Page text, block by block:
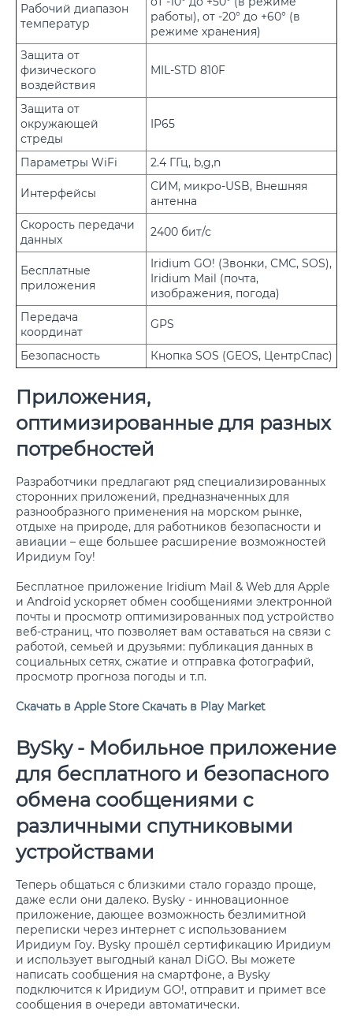
Рабочий диапазон
температур
работы), от -20° до +60° (в
режиме хранения)
Защита от
физического
воздействия
MIL-STD 810F
Защита от
окружающей
стреды
IP65
Параметры WiFi 2.4 ГГц, b,g,n
Интерфейсы
СИМ, микро-USB, Внешняя
антенна
Скорость передачи
данных
2400 бит/с
Бесплатные
приложения
Iridium GO! (Звонки, СМС, SOS),
Iridium Mail (почта,
изображения, погода)
Передача
координат
GPS
Безопасность Кнопка SOS (GEOS, ЦентрСпас)
Приложения,
оптимизированные для разных
потребностей
Разработчики предлагают ряд специализированных
сторонних приложений, предназначенных для
разнообразного применения на морском рынке,
отдыхе на природе, для работников безопасности и
авиации – еще большее расширение возможностей
Иридиум Гоу!
Бесплатное приложение Iridium Mail & Web для Apple
и Android ускоряет обмен сообщениями электронной
почты и просмотр оптимизированных под устройство
веб-страниц, что позволяет вам оставаться на связи с
работой, семьей и друзьями: публикация данных в
социальных сетях, сжатие и отправка фотографий,
просмотр прогноза погоды и т.п.
Скачать в Apple Store Скачать в Play Market
BySky - Мобильное приложение
для бесплатного и безопасного
обмена сообщениями с
различными спутниковыми
устройствами
Теперь общаться с близкими стало гораздо проще,
даже если они далеко. Bysky - инновационное
приложение, дающее возможность безлимитной
переписки через интернет с использованием
Иридиум Гоу. Bysky прошёл сертификацию Иридиум
и использует выгодный канал DiGO. Вы можете
написать сообщения на смартфоне, а Bysky
подключится к Иридиум GO!, отправит и примет все
сообщения в очереди автоматически.